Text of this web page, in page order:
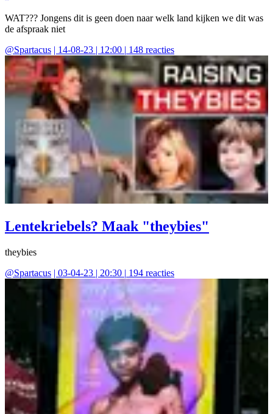
WAT??? Jongens dit is geen doen naar welk land kijken we dit was
de afspraak niet
@Spartacus | 14-08-23 | 12:00 | 148 reacties
Lentekriebels? Maak "theybies"
theybies
@Spartacus | 03-04-23 | 20:30 | 194 reacties